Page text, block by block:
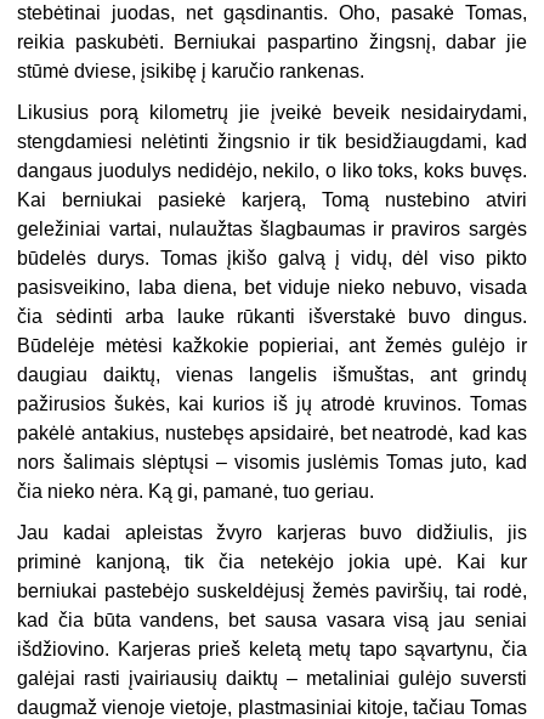
stebėtinai juodas, net gąsdinantis. Oho, pasakė Tomas,
reikia paskubėti. Berniukai paspartino žingsnį, dabar jie
stūmė dviese, įsikibę į karučio rankenas.
Likusius porą kilometrų jie įveikė beveik nesidairydami,
stengdamiesi nelėtinti žingsnio ir tik besidžiaugdami, kad
dangaus juodulys nedidėjo, nekilo, o liko toks, koks buvęs.
Kai berniukai pasiekė karjerą, Tomą nustebino atviri
geležiniai vartai, nulaužtas šlagbaumas ir praviros sargės
būdelės durys. Tomas įkišo galvą į vidų, dėl viso pikto
pasisveikino, laba diena, bet viduje nieko nebuvo, visada
čia sėdinti arba lauke rūkanti išverstakė buvo dingus.
Būdelėje mėtėsi kažkokie popieriai, ant žemės gulėjo ir
daugiau daiktų, vienas langelis išmuštas, ant grindų
pažirusios šukės, kai kurios iš jų atrodė kruvinos. Tomas
pakėlė antakius, nustebęs apsidairė, bet neatrodė, kad kas
nors šalimais slėptųsi – visomis juslėmis Tomas juto, kad
čia nieko nėra. Ką gi, pamanė, tuo geriau.
Jau kadai apleistas žvyro karjeras buvo didžiulis, jis
priminė kanjoną, tik čia netekėjo jokia upė. Kai kur
berniukai pastebėjo suskeldėjusį žemės paviršių, tai rodė,
kad čia būta vandens, bet sausa vasara visą jau seniai
išdžiovino. Karjeras prieš keletą metų tapo sąvartynu, čia
galėjai rasti įvairiausių daiktų – metaliniai gulėjo suversti
daugmaž vienoje vietoje, plastmasiniai kitoje, tačiau Tomas